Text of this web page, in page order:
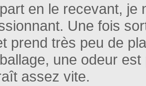
en le recevant, je
Une fois
prend très peu de
une odeur
assez vite.